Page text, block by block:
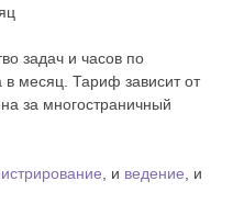
задач и часов по
месяц. Тариф зависит от
за многостраничный
, и ведение, и